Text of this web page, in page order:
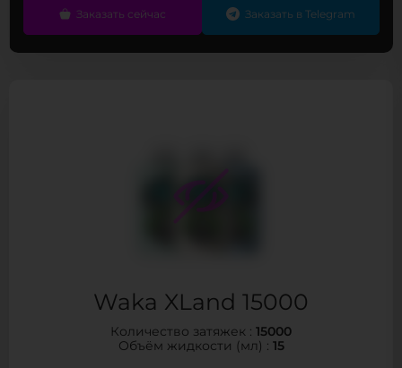
Заказать сейчас Заказать в Telegram
Waka XLand 15000
Количество затяжек : 15000
Объём жидкости (мл) : 15